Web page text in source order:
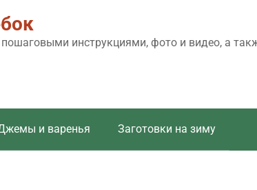
инструкциями, фото и видео, а
и варенья Заготовки на зиму